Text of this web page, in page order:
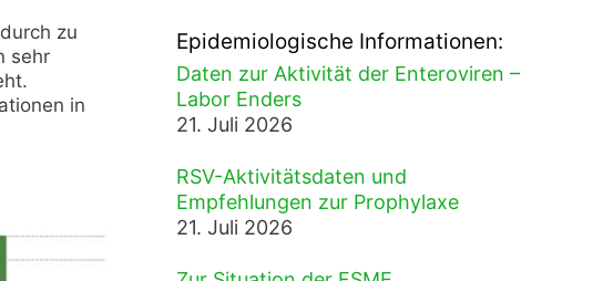
zu
sehr
in
Epidemiologische Informationen:
Daten zur Aktivität der Enteroviren –
Labor Enders
21. Juli 2026
RSV-Aktivitätsdaten und
Empfehlungen zur Prophylaxe
21. Juli 2026